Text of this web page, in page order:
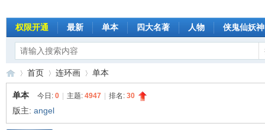
权限开通 最新 单本 四大名著 人物 侠鬼仙妖神
连»
首页
›
连环画
›
单本
单本 今日: 0 主题: 4947 排名: 30
版主: angel